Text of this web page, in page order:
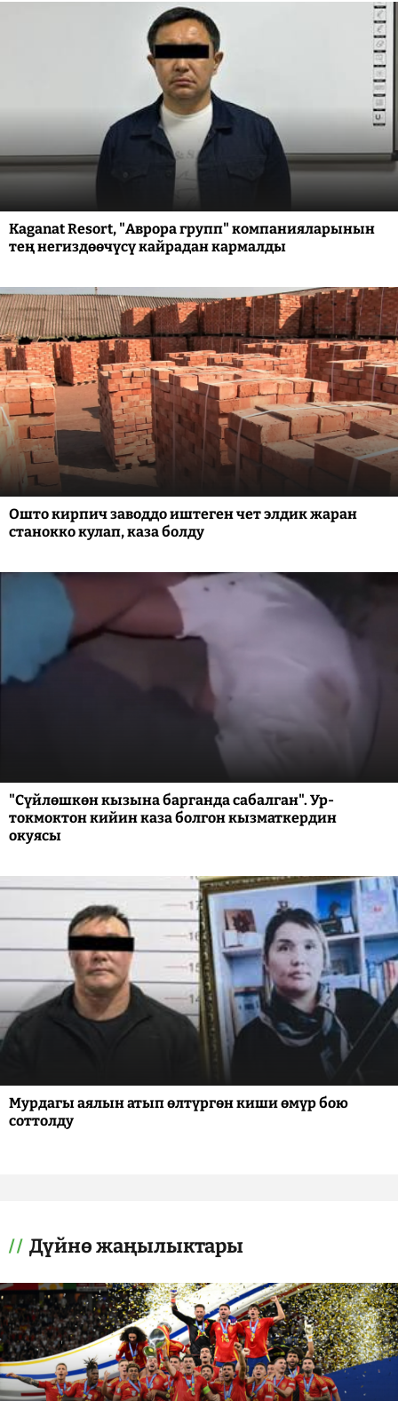
Kaganat Resort, "Аврора групп" компанияларынын
тең негиздөөчүсү кайрадан кармалды
Ошто кирпич заводдо иштеген чет элдик жаран
станокко кулап, каза болду
"Сүйлөшкөн кызына барганда сабалган". Ур-
токмоктон кийин каза болгон кызматкердин
окуясы
Мурдагы аялын атып өлтүргөн киши өмүр бою
соттолду
Дүйнө жаңылыктары